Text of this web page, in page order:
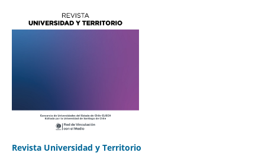
Revista Universidad y Territorio